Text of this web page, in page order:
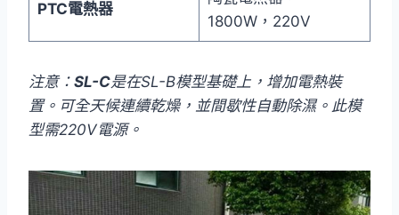
PTC電熱器
1800W，220V
注意： SL-C是在SL-B模型基礎上，增加電熱裝
置。可全天候連續乾燥，並間歇性自動除濕。此模
型需220V電源。